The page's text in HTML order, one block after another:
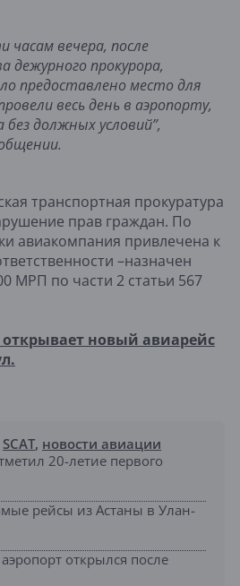
часам вечера, после
дежурного прокурора,
предоставлено место для
весь день в аэропорту,
должных условий”,
транспортная прокуратура
прав граждан. По
авиакомпания привлечена к
–назначен
МРП по части 2 статьи 567
открывает новый авиарейс
SCAT, новости авиации
20-летие первого
рейсы из Астаны в Улан-
открылся после